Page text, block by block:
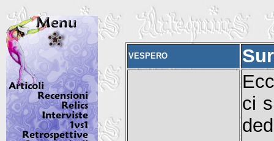
VESPERO
ci